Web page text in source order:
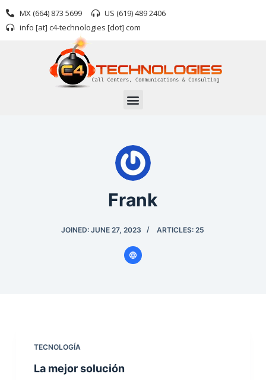
S
k
MX (664) 873 5699
US (619) 489 2406
info [at] c4-technologies [dot] com
Frank
JOINED: JUNE 27, 2023 ARTICLES: 25
TECNOLOGÍA
La mejor solución